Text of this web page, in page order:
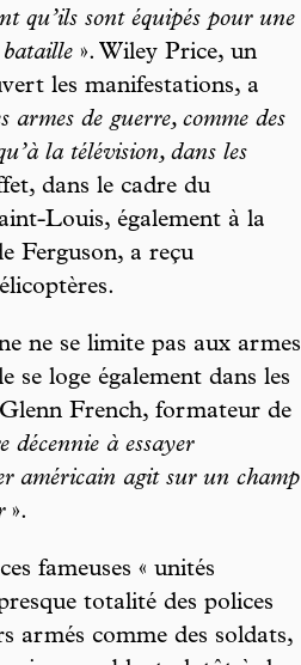
qu’ils sont équipés pour une
». Wiley Price, un
les manifestations, a
armes de guerre, comme des
la télévision, dans les
dans le cadre du
Louis, également à la
Ferguson, a reçu
ne se limite pas aux armes
se loge également dans les
French, formateur de
décennie à essayer
américain agit sur un champ
».
fameuses « unités
totalité des polices
armés comme des soldats,